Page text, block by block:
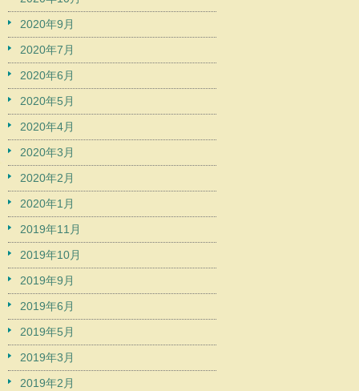
2020年9月
2020年7月
2020年6月
2020年5月
2020年4月
2020年3月
2020年2月
2020年1月
2019年11月
2019年10月
2019年9月
2019年6月
2019年5月
2019年3月
2019年2月